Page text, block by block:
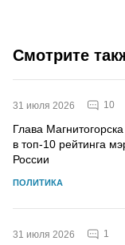
Смотрите
31 июля 2026 10
Глава
в топ-10 рейтинга
России
ПОЛИТИКА
31 июля 2026 1